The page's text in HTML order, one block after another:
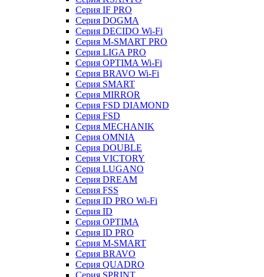
Серия IF PRO
Серия DOGMA
Серия DECIDO Wi-Fi
Серия M-SMART PRO
Серия LIGA PRO
Серия OPTIMA Wi-Fi
Серия BRAVO Wi-Fi
Серия SMART
Серия MIRROR
Серия FSD DIAMOND
Серия FSD
Серия MECHANIK
Серия OMNIA
Серия DOUBLE
Серия VICTORY
Серия LUGANO
Серия DREAM
Серия FSS
Серия ID PRO Wi-Fi
Серия ID
Серия OPTIMA
Серия ID PRO
Серия M-SMART
Серия BRAVO
Серия QUADRO
Серия SPRINT